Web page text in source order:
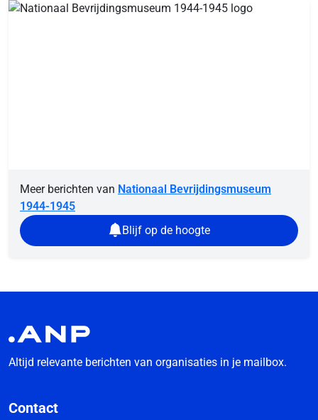
Meer berichten van Nationaal Bevrijdingsmuseum
1944-1945
Blijf op de hoogte
Altijd relevante berichten van organisaties in je mailbox.
Contact